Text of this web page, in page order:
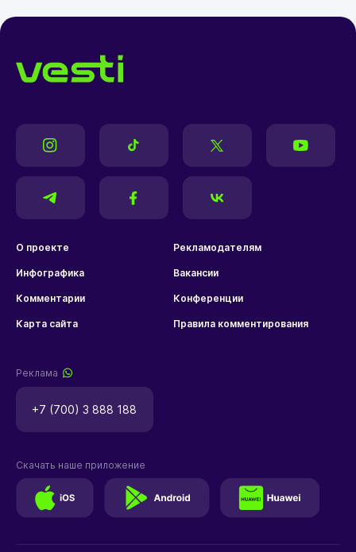
О проекте Рекламодателям
Инфографика Вакансии
Комментарии Конференции
Карта сайта Правила комментирования
Реклама
+7 (700) 3 888 188
Скачать наше приложение